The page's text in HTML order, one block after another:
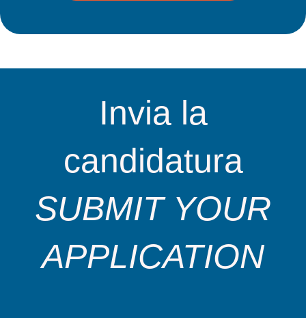
Invia la
candidatura
SUBMIT YOUR
APPLICATION